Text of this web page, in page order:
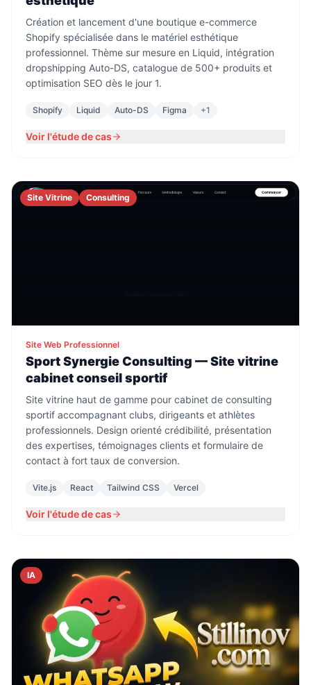
Création et lancement d'une boutique e-commerce
Shopify spécialisée dans le matériel esthétique
professionnel. Thème sur mesure en Liquid, intégration
dropshipping Auto-DS, catalogue de 500+ produits et
optimisation SEO dès le jour 1.
Shopify Liquid Auto-DS Figma +1
Voir l'étude de cas
Site Vitrine Consulting
Site Web Professionnel
Sport Synergie Consulting — Site vitrine
cabinet conseil sportif
Site vitrine haut de gamme pour cabinet de consulting
sportif accompagnant clubs, dirigeants et athlètes
professionnels. Design orienté crédibilité, présentation
des expertises, témoignages clients et formulaire de
contact à fort taux de conversion.
Vite.js React Tailwind CSS Vercel
Voir l'étude de cas
IA